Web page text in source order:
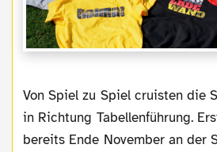
Von Spiel zu Spiel cruisten die Schwatzgelben nun
in Richtung Tabellenführung.
bereits Ende November an der